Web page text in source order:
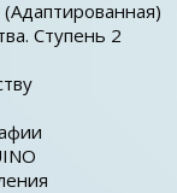
Ступень 2